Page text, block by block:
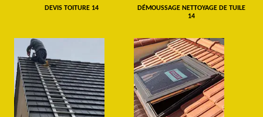
DEVIS TOITURE 14
DÉMOUSSAGE NETTOYAGE DE TUILE
14